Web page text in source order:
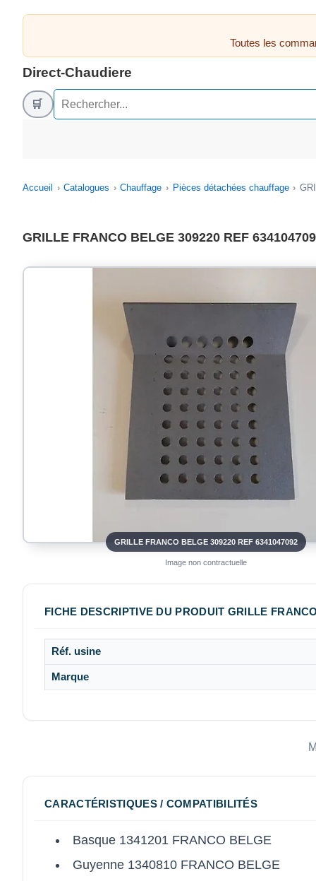
Toutes les
Direct-Chaudiere
🛒
Accueil Catalogues Chauffage Pièces détachées chauffage
GRILLE FRANCO BELGE 309220 REF
GRILLE FRANCO BELGE 309220 REF 6341047092
Image non contractuelle
FICHE DESCRIPTIVE DU PRODUIT GRILLE
Réf. usine
Marque
CARACTÉRISTIQUES / COMPATIBILITÉS
Basque 1341201 FRANCO BELGE
Guyenne 1340810 FRANCO BELGE